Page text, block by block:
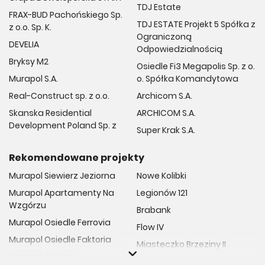
wyższa cena oferowanych mieszkań. Warto jednak
zwrócić uwagę na oferty z dalszych części Podgórza,
które mogą być atrakcyjne cenowo, a jednocześnie
oferować wysoki standard życia na co dzień.
Jeśli szukasz mieszkania na sprzedaż na Podgórzu, odwiedź
portal noweinwestycje.pl, gdzie znajdziesz najnowsze oferty
mieszkań na rynku pierwotnym. Niezależnie od Twoich potrzeb i
budżetu, z pewnością znajdziesz w ramach serwisu idealne
mieszkanie dla siebie.
FRAX-BUD Pachońskiego Sp.
z o.o. Sp. K.
DEVELIA
Bryksy M2
Murapol S.A.
Real-Construct sp. z o.o.
Skanska Residential
Development Poland Sp. z
TDJ Estate
TDJ ESTATE Projekt 5 Spółka z
Ograniczoną
Odpowiedzialnością
Osiedle Fi3 Megapolis Sp. z o.
o. Spółka Komandytowa
Archicom S.A.
ARCHICOM S.A.
Super Krak S.A.
Rekomendowane projekty
Murapol Siewierz Jeziorna
Murapol Apartamenty Na
Wzgórzu
Murapol Osiedle Ferrovia
Murapol Osiedle Faktoria
Nowe Kolibki
Legionów 121
Brabank
Flow IV
Miasteczko Brzeziny II